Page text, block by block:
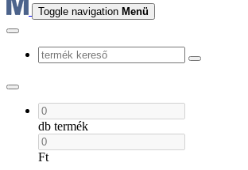
Toggle navigation Menü
db termék
Ft